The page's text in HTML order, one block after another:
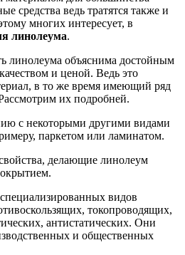
средства ведь тратятся также и
многих интересует, в
линолеума.
линолеума объяснима достойным
и ценой. Ведь это
в то же время имеющий ряд
их подробней.
с некоторыми другими видами
паркетом или ламинатом.
делающие линолеум
видов
токопроводящих,
антистатических. Они
и общественных